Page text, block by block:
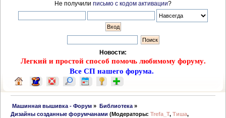
Не получили письмо с кодом активации?
Новости:
Легкий и простой способ помочь любимому форуму.
Все СП нашего форума.
Машинная вышивка - Форум » Библиотека»
Дизайны созданные форумчанами (Модераторы:Trefa_T,Тиша,